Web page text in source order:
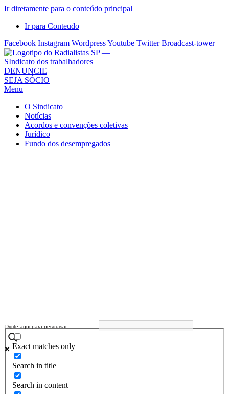
Ir diretamente para o conteúdo principal
Ir para Conteudo
Facebook Instagram WordpressYoutube Twitter Broadcast-tower
Sindicato
dos
Radialistas
São
Paulo
Sindicato
DENUNCIE
SEJA SÓCIO
Menu
O Sindicato
Notícias
Acordos e convenções coletivas
Jurídico
Fundo dos desempregados
Exact matches only
Search in title
Search in content